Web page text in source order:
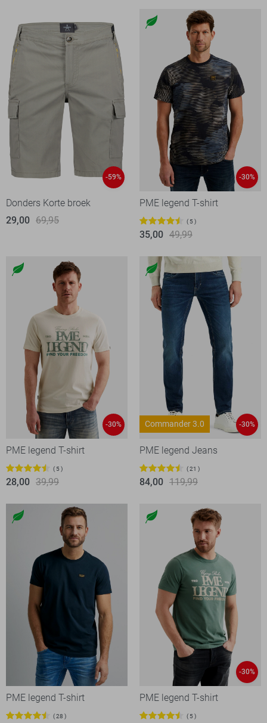
-59%
Donders Korte broek
29,00 69,95
-30%
PME legend T-shirt
5
35,00 49,99
-30%
PME legend T-shirt
5
28,00 39,99
Commander 3.0 -30%
PME legend Jeans
21
84,00 119,99
PME legend T-shirt
28
-30%
PME legend T-shirt
5